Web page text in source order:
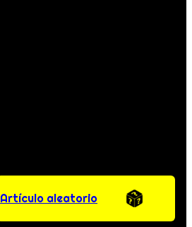
Artículo aleatorio